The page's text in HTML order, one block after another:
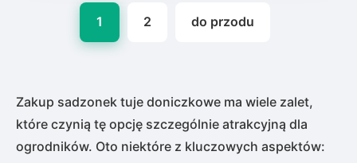
1 2 do przodu
Zakup sadzonek tuje doniczkowe ma wiele zalet,
które czynią tę opcję szczególnie atrakcyjną dla
ogrodników. Oto niektóre z kluczowych aspektów: